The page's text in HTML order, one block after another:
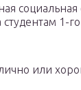
социальная
1-
или